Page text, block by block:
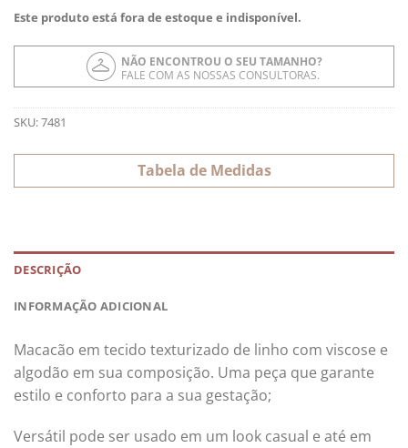
Este produto está fora de estoque e indisponível.
NÃO ENCONTROU O SEU TAMANHO?
FALE COM AS NOSSAS CONSULTORAS.
SKU:7481
Tabela de Medidas
DESCRIÇÃO
INFORMAÇÃO ADICIONAL
Macacão em tecido texturizado de linho com viscose e
algodão em sua composição. Uma peça que garante
estilo e conforto para a sua gestação;
Versátil pode ser usado em um look casual e até em